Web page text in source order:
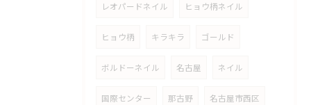
レオパードネイル ヒョウ柄ネイル
ヒョウ柄 キラキラ ゴールド
ボルドーネイル 名古屋 ネイル
国際センター 那古野 名古屋市西区